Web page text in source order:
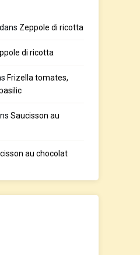
dans Zeppole di ricotta
di ricotta
Frizella tomates,
Saucisson au
au chocolat